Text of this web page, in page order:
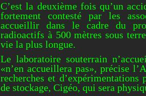
C’est la deuxième fois qu’un
fortement contesté par les
accueillir dans le cadre du
radioactifs à 500 mètres sous
vie la plus longue.
Le laboratoire souterrain
«n’en accueillera pas», précise
recherches et
de stockage, Cigéo, qui sera